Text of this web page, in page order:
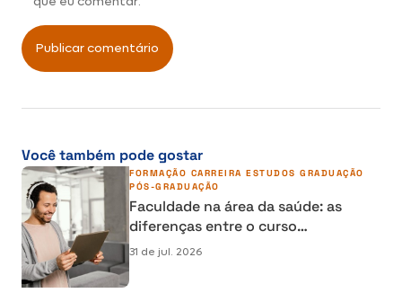
Você também pode gostar
FORMAÇÃO CARREIRA ESTUDOS GRADUAÇÃO
PÓS-GRADUAÇÃO
Faculdade na área da saúde: as
diferenças entre o curso
semipresencial, presencial e EAD
31 de jul. 2026